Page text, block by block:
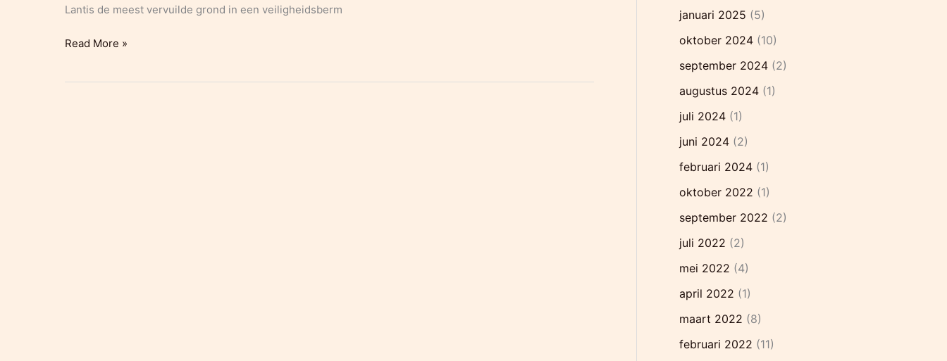
Lantis de meest vervuilde grond in een veiligheidsberm
HLN:
Read More »
januari 2025 (5)
oktober 2024 (10)
september 2024 (2)
augustus 2024 (1)
juli 2024 (1)
juni 2024 (2)
februari 2024 (1)
oktober 2022 (1)
september 2022 (2)
juli 2022 (2)
mei 2022 (4)
april 2022 (1)
maart 2022 (8)
februari 2022 (11)